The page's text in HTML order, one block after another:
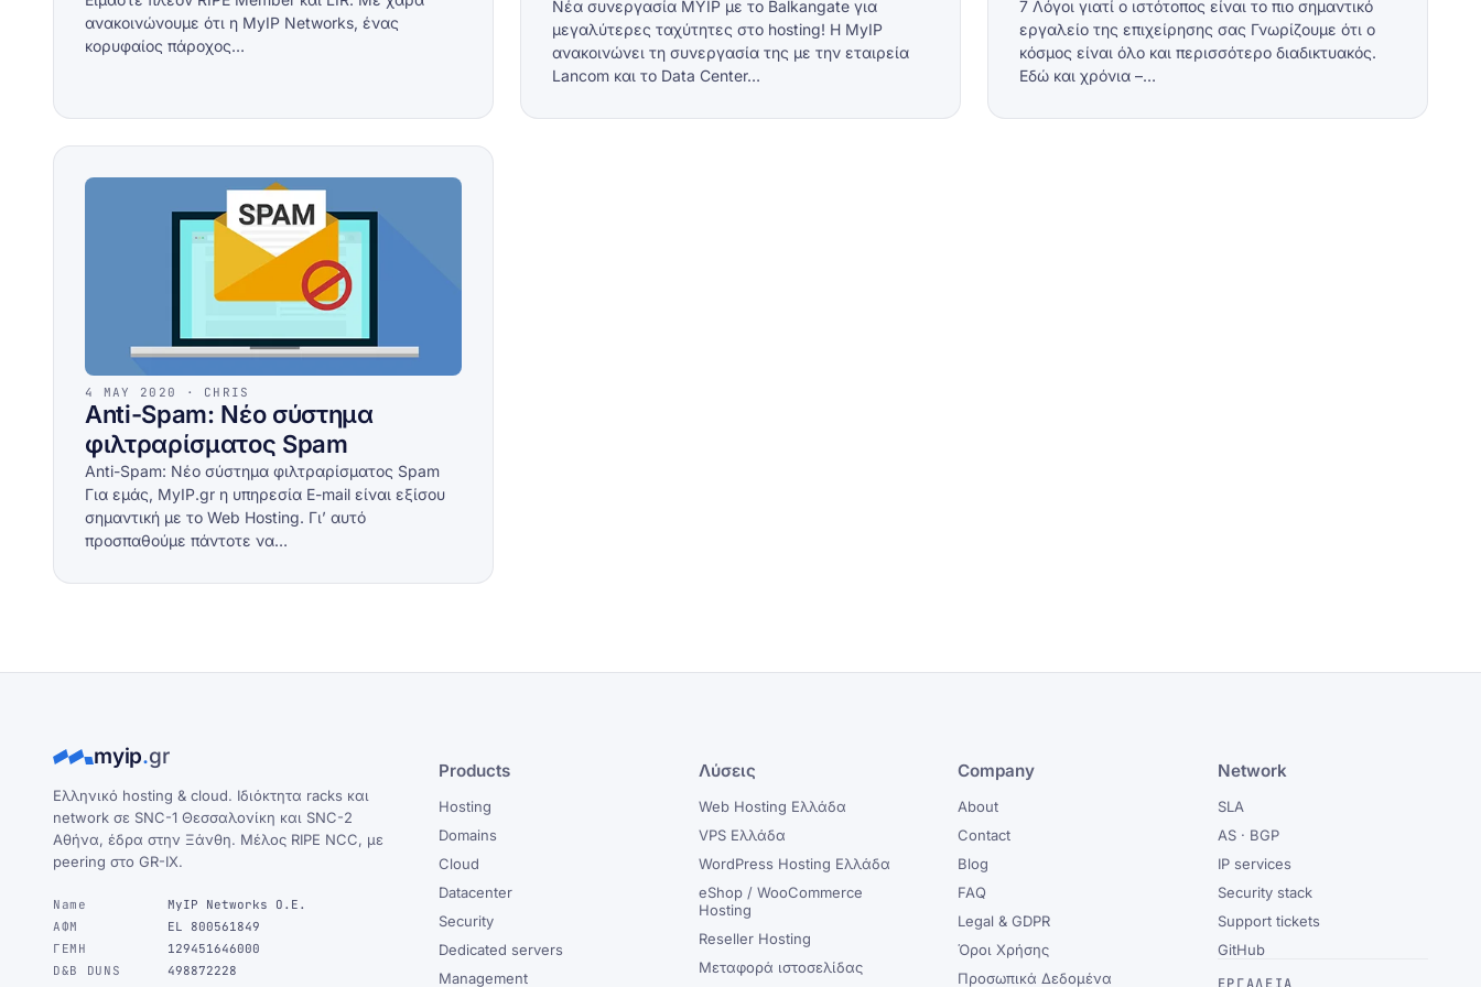
ανακοινώνουμε ότι η MyIP Networks, ένας
κορυφαίος πάροχος…
Νέα συνεργασία MYIP με το Balkangate για
μεγαλύτερες ταχύτητες στο hosting! Η MyIP
ανακοινώνει τη συνεργασία της με την εταιρεία
Lancom και το Data Center…
7 Λόγοι γιατί ο ιστότοπος είναι το πιο σημαντικό
εργαλείο της επιχείρησης σας Γνωρίζουμε ότι ο
κόσμος είναι όλο και περισσότερο διαδικτυακός.
Εδώ και χρόνια –…
4 MAY 2020 · CHRIS
Anti-Spam: Νέο σύστημα
φιλτραρίσματος Spam
Anti-Spam: Νέο σύστημα φιλτραρίσματος Spam
Για εμάς, MyIP.gr η υπηρεσία E-mail είναι εξίσου
σημαντική με το Web Hosting. Γι’ αυτό
προσπαθούμε πάντοτε να…
myip.gr
Ελληνικό hosting & cloud. Ιδιόκτητα racks και
network σε SNC-1 Θεσσαλονίκη και SNC-2
Αθήνα, έδρα στην Ξάνθη. Μέλος RIPE NCC, με
peering στο GR-IX.
Name
MyIP Networks Ο.Ε.
ΑΦΜ
EL 800561849
ΓΕΜΗ
129451646000
D&B DUNS
498872228
Products
Hosting
Domains
Cloud
Datacenter
Security
Dedicated servers
Management
Λύσεις
Web Hosting Ελλάδα
VPS Ελλάδα
WordPress Hosting Ελλάδα
eShop / WooCommerce
Hosting
Reseller Hosting
Μεταφορά ιστοσελίδας
Company
About
Contact
Blog
FAQ
Legal & GDPR
Όροι Χρήσης
Προσωπικά Δεδομένα
Network
SLA
AS · BGP
IP services
Security stack
Support tickets
GitHub